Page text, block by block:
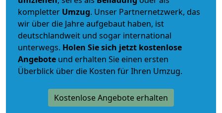
kompletter Umzug. Unser Partnernetzwerk, das
wir über die Jahre aufgebaut haben, ist
deutschlandweit und sogar international
unterwegs. Holen Sie sich jetzt kostenlose
Angebote und erhalten Sie einen ersten
Überblick über die Kosten für Ihren Umzug.
Kostenlose Angebote erhalten